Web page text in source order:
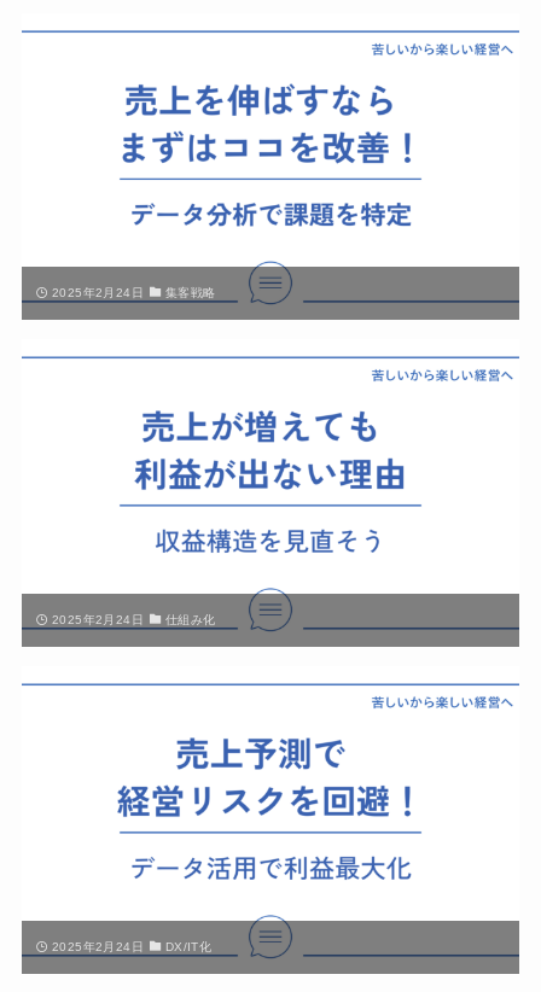
2025年2月24日 集客戦略
2025年2月24日 仕組み化
2025年2月24日 DX/IT化